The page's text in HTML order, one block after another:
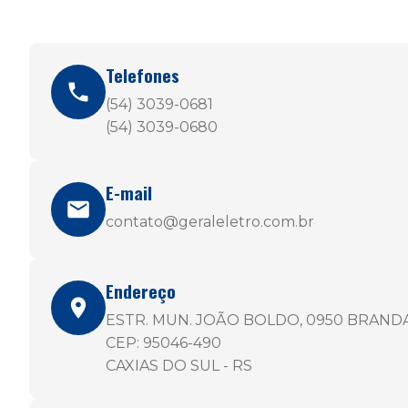
Telefones
(54) 3039-0681
(54) 3039-0680
E-mail
contato@geraleletro.com.br
Endereço
ESTR. MUN. JOÃO BOLDO, 0950
CEP: 95046-490
CAXIAS DO SUL - RS